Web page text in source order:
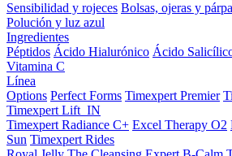
Sensibilidad y rojeces Bolsas, ojeras y
Polución y luz azul
Ingredientes
Péptidos Ácido Hialurónico Ácido
Vitamina C
Línea
Options Perfect Forms Timexpert Premier
Timexpert Lift_IN
Timexpert Radiance C+ Excel Therapy O2
Sun Timexpert Rides